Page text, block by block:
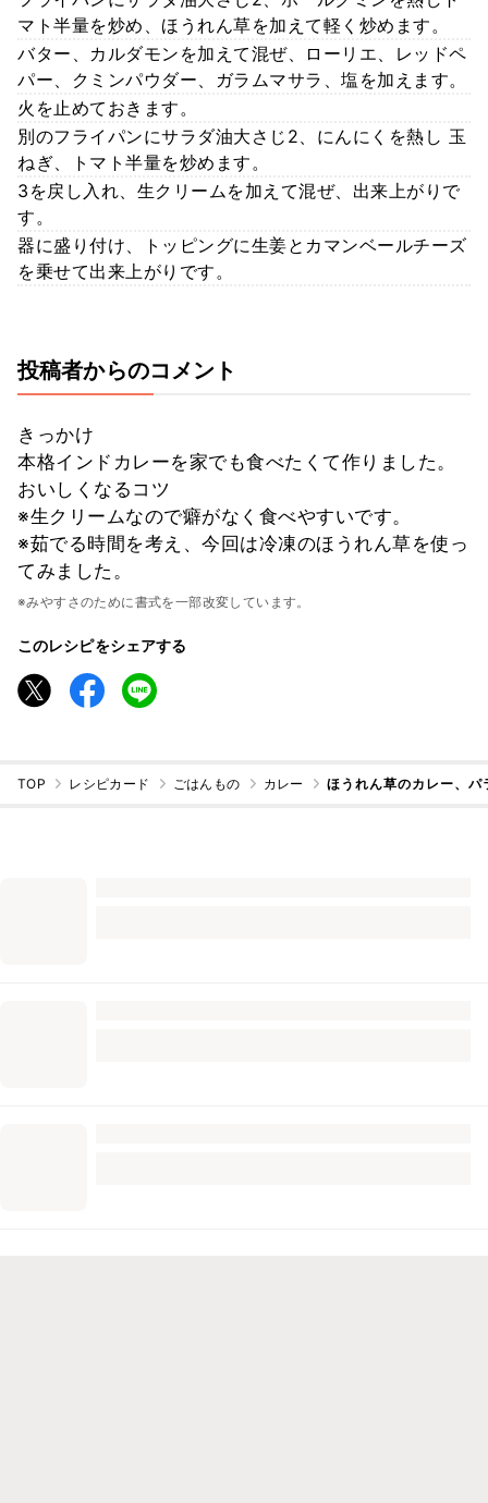
マト半量を炒め、ほうれん草を加えて軽く炒めます。
バター、カルダモンを加えて混ぜ、ローリエ、レッドペ
パー、クミンパウダー、ガラムマサラ、塩を加えます。
火を止めておきます。
別のフライパンにサラダ油大さじ2、にんにくを熱し 玉
ねぎ、トマト半量を炒めます。
3を戻し入れ、生クリームを加えて混ぜ、出来上がりで
す。
器に盛り付け、トッピングに生姜とカマンベールチーズ
を乗せて出来上がりです。
投稿者からのコメント
きっかけ
本格インドカレーを家でも食べたくて作りました。
おいしくなるコツ
※生クリームなので癖がなく食べやすいです。
※茹でる時間を考え、今回は冷凍のほうれん草を使っ
てみました。
※みやすさのために書式を一部改変しています。
このレシピをシェアする
TOP レシピカード ごはんもの カレー ほうれん草のカレー、